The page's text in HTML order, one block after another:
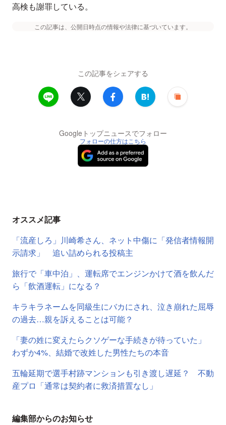
高検も謝罪している。
この記事は、公開日時点の情報や法律に基づいています。
この記事をシェアする
Googleトップニュースでフォロー
フォローの仕方はこちら
オススメ記事
「流産しろ」川崎希さん、ネット中傷に「発信者情報開
示請求」 追い詰められる投稿主
旅行で「車中泊」、運転席でエンジンかけて酒を飲んだ
ら「飲酒運転」になる？
キラキラネームを同級生にバカにされ、泣き崩れた屈辱
の過去…親を訴えることは可能？
「妻の姓に変えたらクソゲーな手続きが待っていた」
わずか4%、結婚で改姓した男性たちの本音
五輪延期で選手村跡マンションも引き渡し遅延？ 不動
産プロ「通常は契約者に救済措置なし」
編集部からのお知らせ